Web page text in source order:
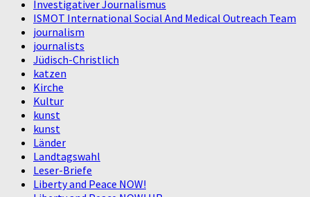
Investigativer Journalismus
ISMOT International Social And Medical Outreach Team
journalism
journalists
Jüdisch-Christlich
katzen
Kirche
Kultur
kunst
kunst
Länder
Landtagswahl
Leser-Briefe
Liberty and Peace NOW!